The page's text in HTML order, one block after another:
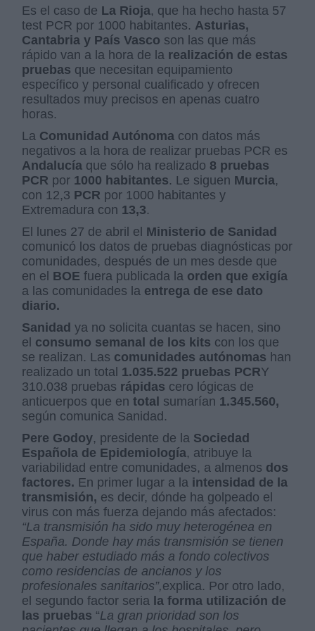
Es el caso de La Rioja, que ha hecho hasta 57
test PCR por 1000 habitantes. Asturias,
Cantabria y País Vasco son las que más
rápido van a la hora de la realización de estas
pruebas que necesitan equipamiento
específico y personal cualificado y ofrecen
resultados muy precisos en apenas cuatro
horas.
La Comunidad Autónoma con datos más
negativos a la hora de realizar pruebas PCR es
Andalucía que sólo ha realizado 8 pruebas
PCR por 1000 habitantes. Le siguen Murcia,
con 12,3 PCR por 1000 habitantes y
Extremadura con 13,3.
El lunes 27 de abril el Ministerio de Sanidad
comunicó los datos de pruebas diagnósticas por
comunidades, después de un mes desde que
en el BOEfuera publicada la orden que exigía
a las comunidades la entrega de ese dato
diario.
Sanidadya no solicita cuantas se hacen, sino
el consumo semanal de los kits con los que
se realizan. Las comunidades autónomas han
realizado un total 1.035.522 pruebas PCRY
310.038 pruebas rápidas cero lógicas de
anticuerpos que entotal sumarían 1.345.560,
según comunica Sanidad.
Pere Godoy, presidente de la Sociedad
Española de Epidemiología, atribuye la
variabilidad entre comunidades, a almenos dos
factores. En primer lugar a la intensidad de la
transmisión, es decir, dónde ha golpeado el
virus con más fuerza dejando más afectados:
“La transmisión ha sido muy heterogénea en
España. Donde hay más transmisión se tienen
que haber estudiado más a fondo colectivos
como residencias de ancianos y los
profesionales sanitarios”,explica. Por otro lado,
el segundo factor seria la forma utilización de
las pruebas “La gran prioridad son los